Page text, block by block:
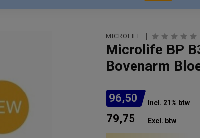
MICROLIFE
Microlife BP
Bovenarm
96,50 Incl. 21% btw
79,75 Excl. btw